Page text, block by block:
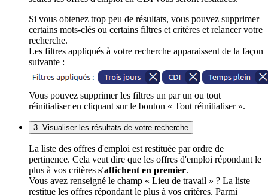
Si vous obtenez trop peu de résultats, vous pouvez supprimer
certains mots-clés ou certains filtres et critères et relancer votre
recherche.
Les filtres appliqués à votre recherche apparaissent de la façon
suivante :
Vous pouvez supprimer les filtres un par un ou tout
réinitialiser en cliquant sur le bouton « Tout réinitialiser ».
3. Visualiser les résultats de votre recherche
La liste des offres d'emploi est restituée par ordre de
pertinence. Cela veut dire que les offres d'emploi répondant le
plus à vos critères s'affichent en premier.
Vous avez renseigné le champ « Lieu de travail » ? La liste
restitue les offres répondant le plus à vos critères. Parmi